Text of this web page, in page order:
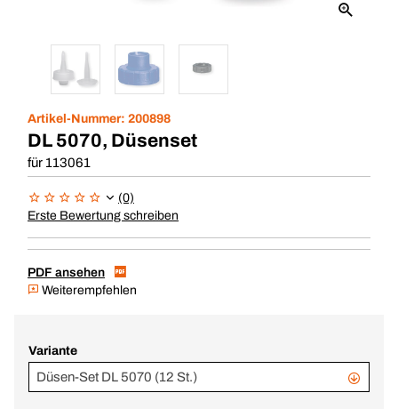
Artikel-Nummer: 200898
DL 5070, Düsenset
für 113061
(0)
Erste Bewertung schreiben
PDF ansehen
Weiterempfehlen
Variante
Düsen-Set DL 5070 (12 St.)